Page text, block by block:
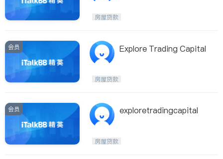
房屋贷款
会员 Explore Trading Capital
房屋贷款
会员 exploretradingcapital
房屋贷款